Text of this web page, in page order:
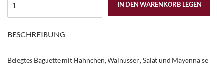
IN DEN WARENKORB LEGEN
BESCHREIBUNG
Belegtes Baguette mit Hähnchen, Walnüssen, Salat und Mayonnaise